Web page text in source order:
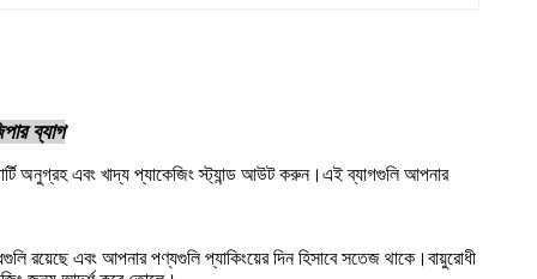
ব্যাগ
অনুগ্রহ এবং খাদ্য প্যাকেজিং স্ট্যান্ড আউট করুন।এই ব্যাগগুলি আপনার
রয়েছে এবং আপনার পণ্যগুলি প্যাকিংয়ের দিন হিসাবে সতেজ থাকে।বায়ুরোধী